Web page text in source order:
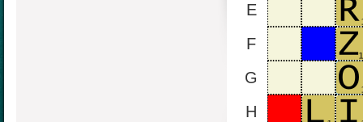
E
F
G
H